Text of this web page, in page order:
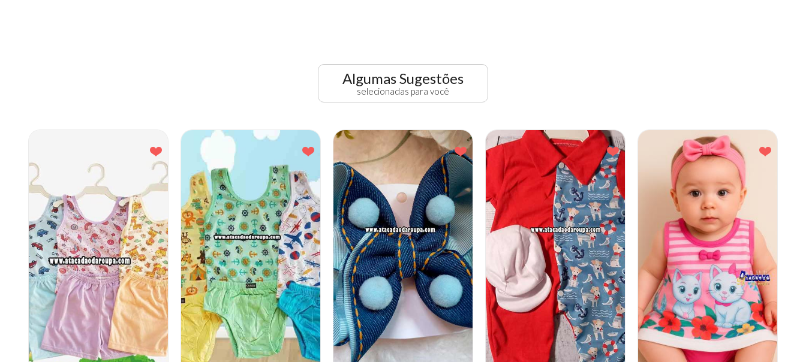
Algumas Sugestões
selecionadas para você